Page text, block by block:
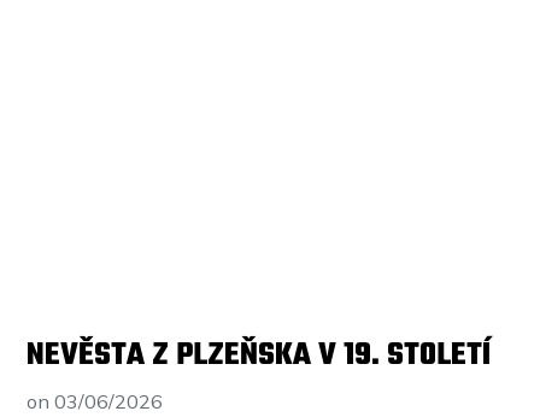
NEVĚSTA Z PLZEŇSKA V 19. STOLETÍ
on03/06/2026